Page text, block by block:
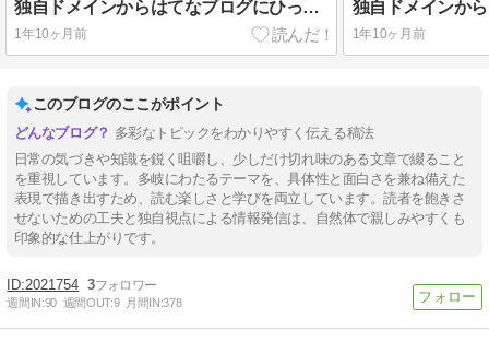
独自ドメインからはてなブログにひっこします→
1年10ヶ月前 1年10ヶ月前
このブログのここがポイント
多彩なトピックをわかりやすく伝える稿法
日常の気づきや知識を鋭く咀嚼し、少しだけ切れ味のある文章で綴ること
を重視しています。多岐にわたるテーマを、具体性と面白さを兼ね備えた
表現で描き出すため、読む楽しさと学びを両立しています。読者を飽きさ
せないための工夫と独自視点による情報発信は、自然体で親しみやすくも
印象的な仕上がりです。
2021754 3
週間IN:90 週間OUT:9 月間IN:378